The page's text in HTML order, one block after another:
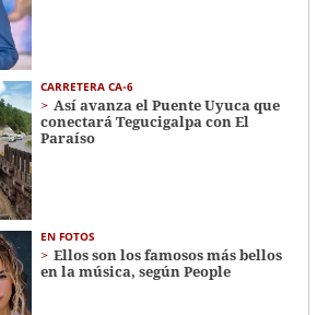
CARRETERA CA-6
Así avanza el Puente Uyuca que
conectará Tegucigalpa con El
Paraíso
EN FOTOS
Ellos son los famosos más bellos
en la música, según People